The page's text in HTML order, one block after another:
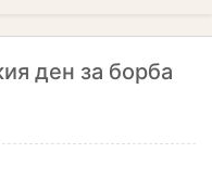
ден за борба